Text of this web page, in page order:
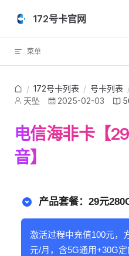
Skip to content
172号卡官网
菜单
/ 172号卡列表 / 号卡列表
天坠
2025-02-03
电信海非卡【
音】
产品套餐：29元
激活过程中充值100元，
元/月，含5G通用+30G